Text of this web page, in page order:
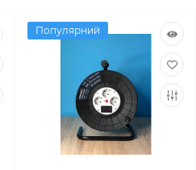
Популярний